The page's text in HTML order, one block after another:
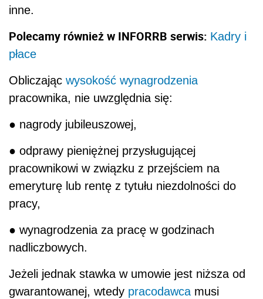
inne.
Polecamy również w INFORRB serwis: Kadry i
płace
Obliczając wysokość wynagrodzenia
pracownika, nie uwzględnia się:
● nagrody jubileuszowej,
● odprawy pieniężnej przysługującej
pracownikowi w związku z przejściem na
emeryturę lub rentę z tytułu niezdolności do
pracy,
● wynagrodzenia za pracę w godzinach
nadliczbowych.
Jeżeli jednak stawka w umowie jest niższa od
gwarantowanej, wtedy pracodawca musi